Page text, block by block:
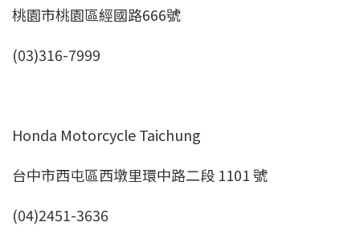
桃園市桃園區經國路666號
(03)316-7999
Honda Motorcycle Taichung
台中市西屯區西墩里環中路二段 1101 號
(04)2451-3636